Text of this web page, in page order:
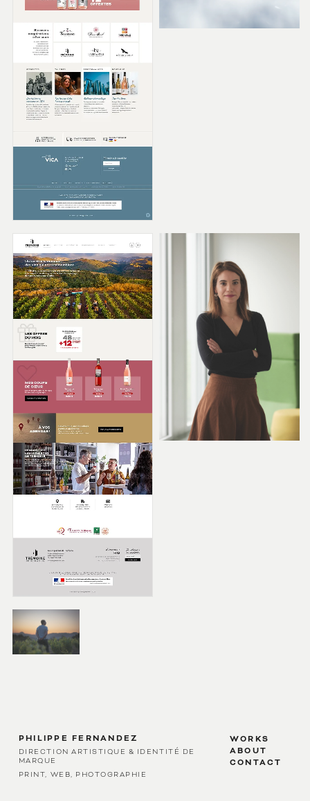
PHILIPPE FERNANDEZ
DIRECTION ARTISTIQUE & IDENTITÉ DE
MARQUE
PRINT, WEB, PHOTOGRAPHIE
WORKS
ABOUT
CONTACT